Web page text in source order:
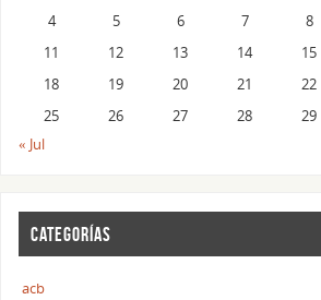
4
5 6 7 8
11
12 13 14 15
18
19 20 21 22
25
26 27 28 29
« Jul
CATEGORÍAS
acb